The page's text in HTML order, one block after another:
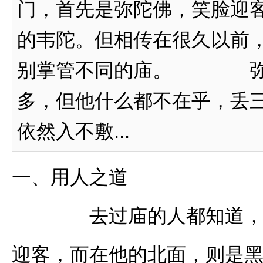
门，首先是弥陀佛，笑脸迎
的韦陀。但相传在很久以前
别掌管不同的庙。 弥乐
多，但他什么都不在乎，丢
依然入不敷...
一、用人之道
去过庙的人都知道，一
迎客，而在他的北面，则是